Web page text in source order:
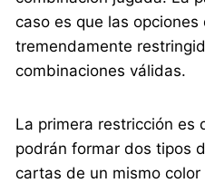
caso es que las
tremendamente
combinaciones válidas.
La primera restricción es
podrán formar dos tipos
cartas de un mismo